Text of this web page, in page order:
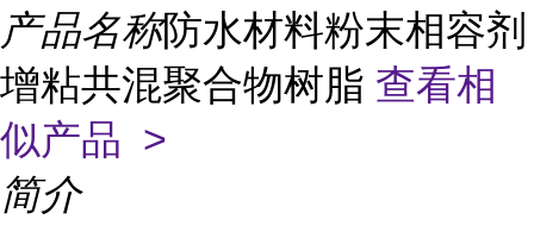
产品名称防水材料粉末相容剂
增粘共混聚合物树脂 查看相
似产品 >
简介